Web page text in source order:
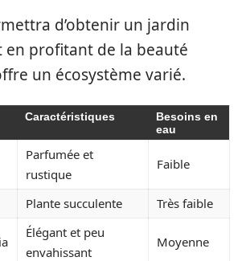
d’obtenir un jardin
profitant de la beauté
un écosystème varié.
Caractéristiques
Besoins en
eau
Parfumée et
rustique
Faible
Plante succulente Très faible
Élégant et peu
envahissant
Moyenne